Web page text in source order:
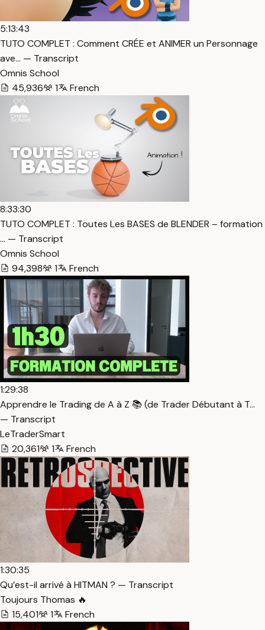
5:13:43
TUTO COMPLET : Comment CRÉE et ANIMER un Personnage
ave… — Transcript
Omnis School
45,936
1 French
8:33:30
TUTO COMPLET : Toutes Les BASES de BLENDER – formation
… — Transcript
Omnis School
94,398
1 French
1:29:38
Apprendre le Trading de A à Z 📚 (de Trader Débutant à T…
— Transcript
LeTraderSmart
20,361
1 French
1:30:35
Qu’est-il arrivé à HITMAN ? — Transcript
Toujours Thomas 🔥
15,401
1 French